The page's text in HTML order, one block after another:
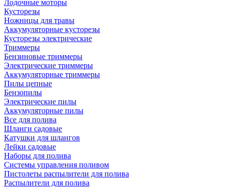
Лодочные моторы
Кусторезы
Ножницы для травы
Аккумуляторные кусторезы
Кусторезы электрические
Триммеры
Бензиновые триммеры
Электрические триммеры
Аккумуляторные триммеры
Пилы цепные
Бензопилы
Электрические пилы
Аккумуляторные пилы
Все для полива
Шланги садовые
Катушки для шлангов
Лейки садовые
Наборы для полива
Системы управления поливом
Пистолеты распылители для полива
Распылители для полива